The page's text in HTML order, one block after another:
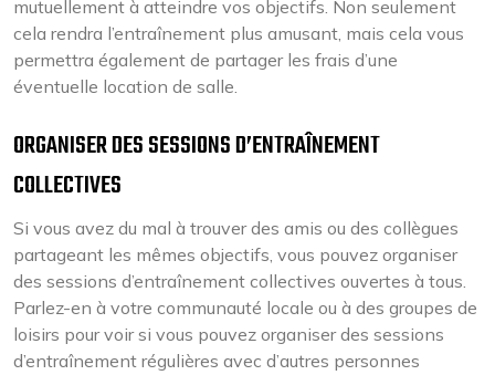
mutuellement à atteindre vos objectifs. Non seulement
cela rendra l’entraînement plus amusant, mais cela vous
permettra également de partager les frais d’une
éventuelle location de salle.
ORGANISER DES SESSIONS D’ENTRAÎNEMENT
COLLECTIVES
Si vous avez du mal à trouver des amis ou des collègues
partageant les mêmes objectifs, vous pouvez organiser
des sessions d’entraînement collectives ouvertes à tous.
Parlez-en à votre communauté locale ou à des groupes de
loisirs pour voir si vous pouvez organiser des sessions
d’entraînement régulières avec d’autres personnes